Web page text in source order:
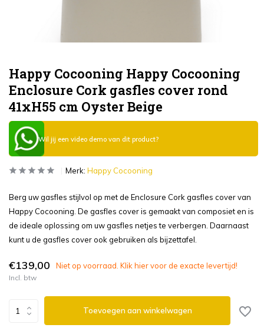
Happy Cocooning Happy Cocooning
Enclosure Cork gasfles cover rond
41xH55 cm Oyster Beige
Wil jij een video demo van dit product?
Merk: Happy Cocooning
Berg uw gasfles stijlvol op met de Enclosure Cork gasfles cover van
Happy Cocooning. De gasfles cover is gemaakt van composiet en is
de ideale oplossing om uw gasfles netjes te verbergen. Daarnaast
kunt u de gasfles cover ook gebruiken als bijzettafel.
€139,00 Niet op voorraad. Klik hier voor de exacte levertijd!
Incl. btw
Toevoegen aan winkelwagen